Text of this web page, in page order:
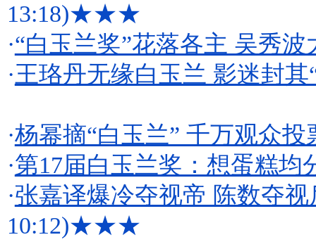
13:18)★★★
·“白玉兰奖”花落各主 吴秀
·王珞丹无缘白玉兰 影迷封其
·杨幂摘“白玉兰” 千万观众投
·第17届白玉兰奖：想蛋糕均
·张嘉译爆冷夺视帝 陈数夺
10:12)★★★